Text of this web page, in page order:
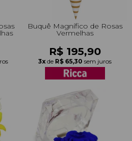
Buquê Magnífico de Rosas
Vermelhas
R$ 195,90
3x de R$ 65,30 sem juros